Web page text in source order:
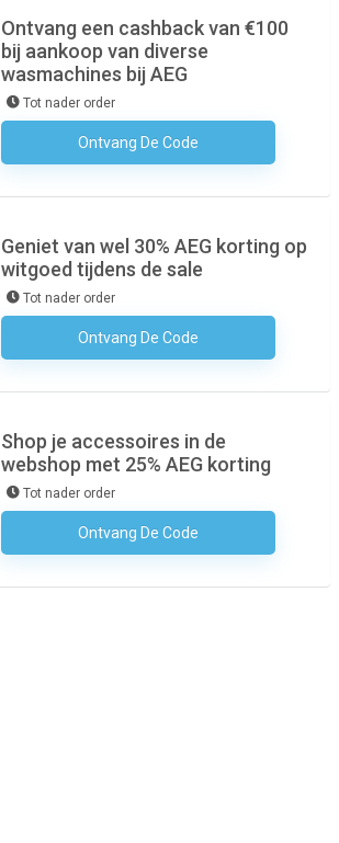
Ontvang een cashback van €100
bij aankoop van diverse
wasmachines bij AEG
Tot nader order
Ontvang De CodeGeen Code Nodig
Geniet van wel 30% AEG korting op
witgoed tijdens de sale
Tot nader order
Ontvang De CodeGeen Code Nodig
Shop je accessoires in de
webshop met 25% AEG korting
Tot nader order
Ontvang De CodeGeen Code Nodig